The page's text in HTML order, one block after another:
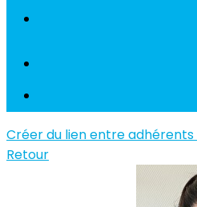
Créer du lien entre adhérents
Retour